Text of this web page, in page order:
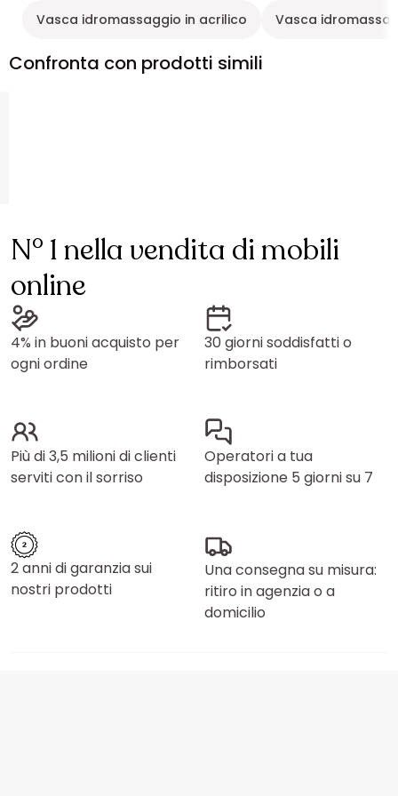
Vasca idromassaggio in acrilico Vasca
Confronta con prodotti simili
N° 1 nella vendita di mobili
online
4% in buoni acquisto per
ogni ordine
30 giorni soddisfatti o
rimborsati
Più di 3,5 milioni di clienti
serviti con il sorriso
Operatori a tua
disposizione 5 giorni su 7
2 anni di garanzia sui
nostri prodotti
Una consegna su misura:
ritiro in agenzia o a
domicilio